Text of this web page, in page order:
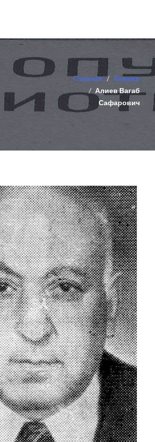
Главная
Химики
Алиев Вагаб
Сафарович